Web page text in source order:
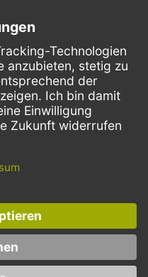
Handel, Industrie,
die freien Berufe bestimmt.